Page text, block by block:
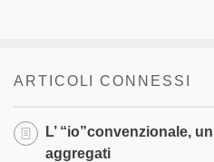
ARTICOLI CONNESSI
L’ “io”convenzionale,
aggregati